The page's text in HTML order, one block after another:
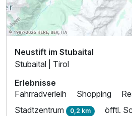
Neustift im Stubaital
Stubaital | Tirol
Erlebnisse
Fahrradverleih
Shopping
Stadtzentrum 0,2 km öfftl.